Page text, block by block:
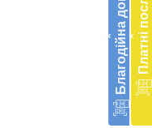
‹ ‹ Платні послуги